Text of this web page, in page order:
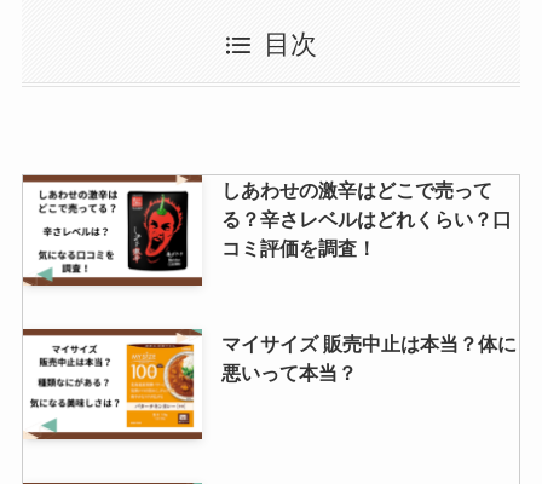
当？歴史はいつから？
ココナッツオイルはどこで買え
る？Amazonや業務スーパーで売
ってる？危険性はある？
かける本バターの店舗はどこ？カ
ルディで買える？定価や口コミを
目次
しあわせの激辛はどこで売って
る？辛さレベルはどれくらい？口
コミ評価を調査！
マイサイズ 販売中止は本当？体に
悪いって本当？